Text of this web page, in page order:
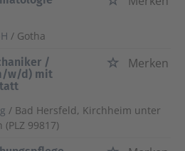
/ Gotha
/
w/d) mit
Merken
/ Bad Hersfeld, Kirchheim unter
(PLZ 99817)